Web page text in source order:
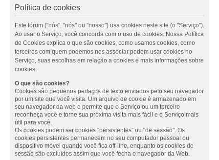
Política de cookies
Este fórum ("nós", "nós" ou "nosso") usa cookies neste site (o "Serviço").
Ao usar o Serviço, você concorda com o uso de cookies. Nossa Política
de Cookies explica o que são cookies, como usamos cookies, como
terceiros com quem podemos nos associar podem usar cookies no
Serviço, suas escolhas em relação a cookies e mais informações sobre
cookies.
O que são cookies?
Cookies são pequenos pedaços de texto enviados pelo seu navegador
por um site que você visita. Um arquivo de cookie é armazenado em
seu navegador da web e permite que o Serviço ou um terceiro
reconheça você e torne sua próxima visita mais fácil e o Serviço mais
útil para você.
Os cookies podem ser cookies "persistentes" ou "de sessão". Os
cookies persistentes permanecem no seu computador pessoal ou
dispositivo móvel quando você fica off-line, enquanto os cookies de
sessão são excluídos assim que você fecha o navegador da Web.